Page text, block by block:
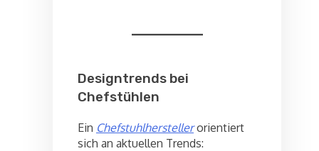
Designtrends bei
Chefstühlen
Ein Chefstuhlherstellerorientiert
sich an aktuellen Trends: